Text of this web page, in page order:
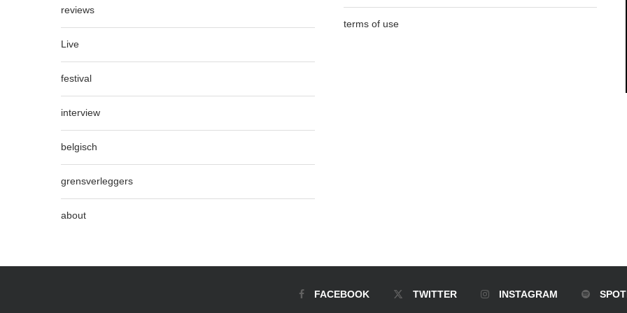
reviews
Live
festival
interview
belgisch
grensverleggers
about
terms of use
FACEBOOK TWITTER INSTAGRAM